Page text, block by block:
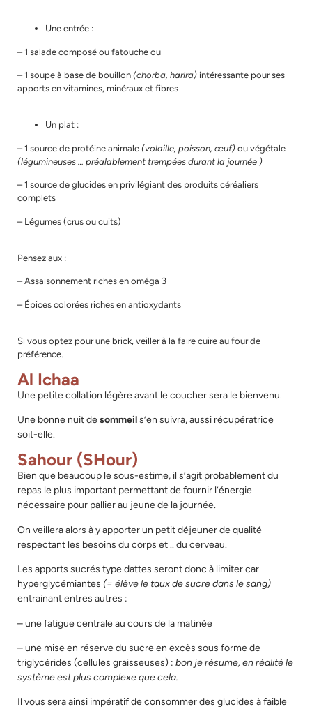
Une entrée :
– 1 salade composé ou fatouche ou
– 1 soupe à base de bouillon (chorba, harira) intéressante pour ses
apports en vitamines, minéraux et fibres
Un plat :
– 1 source de protéine animale (volaille, poisson, œuf) ou végétale
(légumineuses … préalablement trempées durant la journée )
– 1 source de glucides en privilégiant des produits céréaliers
complets
– Légumes (crus ou cuits)
Pensez aux :
– Assaisonnement riches en oméga 3
– Épices colorées riches en antioxydants
Si vous optez pour une brick, veiller à la faire cuire au four de
préférence.
Al Ichaa
Une petite collation légère avant le coucher sera le bienvenu.
Une bonne nuit desommeils’en suivra, aussi récupératrice
soit-elle.
Sahour (SHour)
Bien que beaucoup le sous-estime, il s’agit probablement du
repas le plus important permettant de fournir l’énergie
nécessaire pour pallier au jeune de la journée.
On veillera alors à y apporter un petit déjeuner de qualité
respectant les besoins du corps et .. du cerveau.
Les apports sucrés type dattes seront donc à limiter car
hyperglycémiantes (= élève le taux de sucre dans le sang)
entrainant entres autres :
– une fatigue centrale au cours de la matinée
– une mise en réserve du sucre en excès sous forme de
triglycérides (cellules graisseuses) : bon je résume, en réalité le
système est plus complexe que cela.
Il vous sera ainsi impératif de consommer des glucides à faible